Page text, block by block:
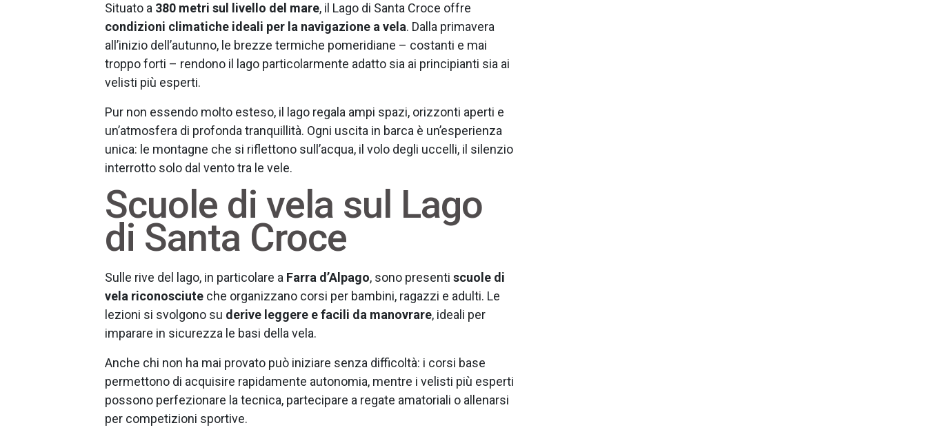
Situato a 380 metri sul livello del mare, il Lago di Santa Croce offre
condizioni climatiche ideali per la navigazione a vela. Dalla primavera
all’inizio dell’autunno, le brezze termiche pomeridiane – costanti e mai
troppo forti – rendono il lago particolarmente adatto sia ai principianti sia ai
velisti più esperti.
Pur non essendo molto esteso, il lago regala ampi spazi, orizzonti aperti e
un’atmosfera di profonda tranquillità. Ogni uscita in barca è un’esperienza
unica: le montagne che si riflettono sull’acqua, il volo degli uccelli, il silenzio
interrotto solo dal vento tra le vele.
Scuole di vela sul Lago
di Santa Croce
Sulle rive del lago, in particolare a Farra d’Alpago, sono presenti scuole di
vela riconosciute che organizzano corsi per bambini, ragazzi e adulti. Le
lezioni si svolgono su derive leggere e facili da manovrare, ideali per
imparare in sicurezza le basi della vela.
Anche chi non ha mai provato può iniziare senza difficoltà: i corsi base
permettono di acquisire rapidamente autonomia, mentre i velisti più esperti
possono perfezionare la tecnica, partecipare a regate amatoriali o allenarsi
per competizioni sportive.